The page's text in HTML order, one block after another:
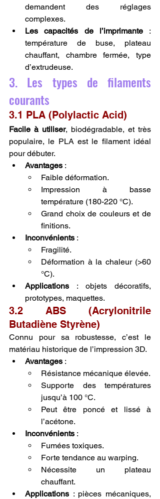
demandent des réglages
complexes.
Les capacités de l’imprimante :
température de buse, plateau
chauffant, chambre fermée, type
d’extrudeuse.
3. Les types de filaments
courants
3.1 PLA (Polylactic Acid)
Facile à utiliser, biodégradable, et très
populaire, le PLA est le filament idéal
pour débuter.
Avantages :
Faible déformation.
Impression à basse
température (180-220 °C).
Grand choix de couleurs et de
finitions.
Inconvénients :
Fragilité.
Déformation à la chaleur (>60
°C).
Applications : objets décoratifs,
prototypes, maquettes.
3.2 ABS (Acrylonitrile
Butadiène Styrène)
Connu pour sa robustesse, c’est le
matériau historique de l’impression 3D.
Avantages :
Résistance mécanique élevée.
Supporte des températures
jusqu’à 100 °C.
Peut être poncé et lissé à
l’acétone.
Inconvénients :
Fumées toxiques.
Forte tendance au warping.
Nécessite un plateau
chauffant.
Applications : pièces mécaniques,